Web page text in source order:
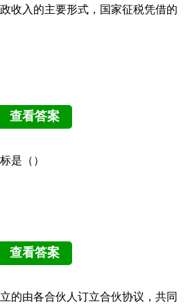
收入的主要形式，国家征税凭借的
是（）
的由各合伙人订立合伙协议，共同